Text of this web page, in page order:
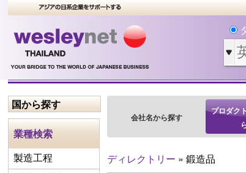
国から探す
業種検索
製造工程
会社名から探す
プロダク
ディレクトリー » 鍛造品